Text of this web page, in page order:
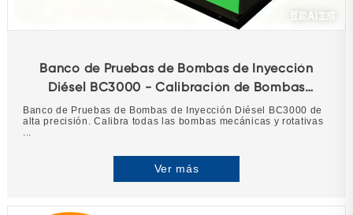
Banco de Pruebas de Bombas de Inyección
Diésel BC3000 - Calibración de Bombas
Mecánicas de 12 Cilindros
Banco de Pruebas de Bombas de Inyección Diésel BC3000 de
alta precisión. Calibra todas las bombas mecánicas y rotativas
...
Ver más